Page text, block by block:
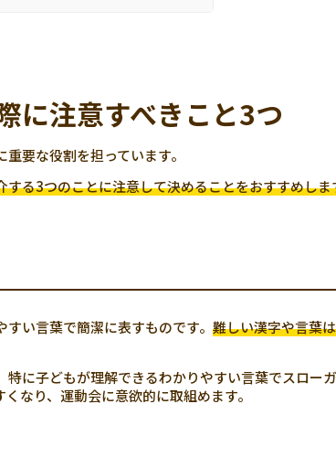
に注意すべきこと3つ
要な役割を担っています。
る3つのことに注意して決めることをおすすめしま
い言葉で簡潔に表すものです。 難しい漢字や言葉
に子どもが理解できるわかりやすい言葉でスロー
なり、運動会に意欲的に取組めます。